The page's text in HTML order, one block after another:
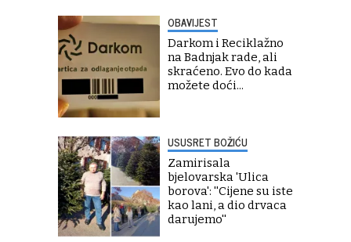
OBAVIJEST
Darkom i Reciklažno
na Badnjak rade, ali
skraćeno. Evo do kada
možete doći...
USUSRET BOŽIĆU
Zamirisala
bjelovarska 'Ulica
borova': ''Cijene su iste
kao lani, a dio drvaca
darujemo''